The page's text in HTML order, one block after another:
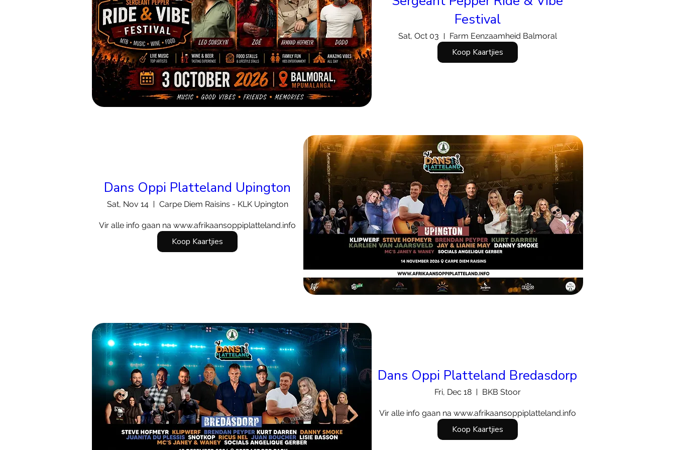
Festival
Sat, Oct 03 Farm Eenzaamheid Balmoral
Koop Kaartjies
Dans Oppi Platteland Upington
Sat, Nov 14 Carpe Diem Raisins - KLK Upington
Vir alle info gaan na www.afrikaansoppiplatteland.info
Koop Kaartjies
Dans Oppi Platteland Bredasdorp
Fri, Dec 18 BKB Stoor
Vir alle info gaan na www.afrikaansoppiplatteland.info
Koop Kaartjies